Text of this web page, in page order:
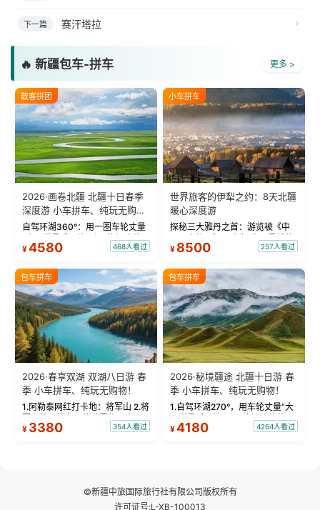
下一篇 赛汗塔拉
🔥 新疆包车-拼车 更多 >
散客拼团
2026·画卷北疆 北疆十日春季
深度游 小车拼车、纯玩无购
物！
自驾环湖360°：用一圈车轮丈量
“大西洋最后一滴眼泪”的极致蔚
蓝。 赛湖旅拍：甄选多款风格服
绝美瞬间。 赛湖坦克300跟车视
频：专业摄影师...
¥4580 468人看过
小车拼车
世界旅客的伊犁之约：8天北疆
暖心深度游
探秘三大雅丹之首：游览被《中
国国家地理》评选为“中国最美的
三大雅丹”第一名的克拉玛依魔鬼
瓦人最大村落——禾木村，欣赏
晨雾与小木...
¥ 8500 257人看过
包车拼车
2026·春享双湖 双湖八日游 春
季 小车拼车、纯玩无购物！
1.阿勒泰网红打卡地：将军山 2.将
军山落日缆车，体验雪都风光 3.
将军山，夕阳派对，蹦迪party 4.
¥ 3380 354人看过
包车拼车
2026·秘境疆途 北疆十日游 春
季 小车拼车、纯玩无购物！
1.自驾环湖270°，用车轮丈量“大
西洋最后一滴眼泪”的极致蔚蓝，
让雪山、花海与深邃湖水在转弯
¥4180 4264人看过
©新疆中旅国际旅行社有限公司版权所有
许可证号:L-XB-100013